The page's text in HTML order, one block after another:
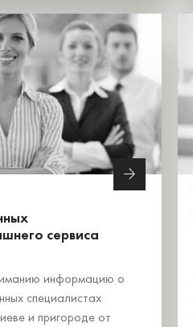
сервиса
информацию о
специалистах
и пригороде от